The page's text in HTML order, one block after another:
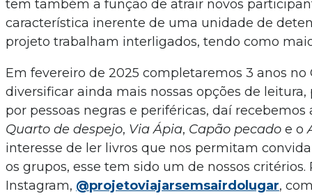
tem também a função de atrair novos
característica inerente de uma unidade de
projeto trabalham interligados, tendo como
Em fevereiro de 2025 completaremos 3 anos
diversificar ainda mais nossas opções de
por pessoas negras e periféricas, daí
Quarto de despejo, Via Ápia, Capão pecado e o
interesse de ler livros que nos permitam
os grupos, esse tem sido um de nossos
Instagram, @projetoviajarsemsairdolugar,